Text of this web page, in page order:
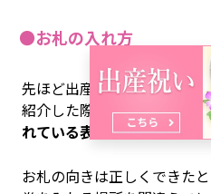
●お札の入れ方
先ほど出産祝いの贈り物の
紹介した際、
のし袋の中袋
れている表の面をあわせる
お札の向きは正しくできた